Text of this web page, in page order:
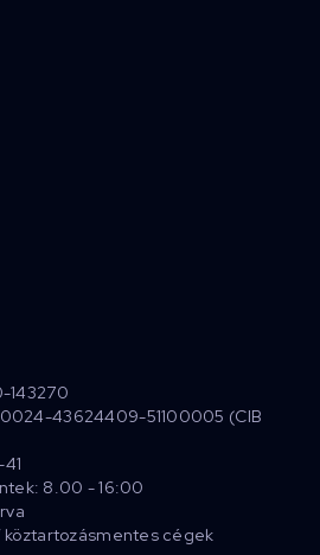
143270
43624409-51100005 (CIB
8.00 - 16:00
köztartozásmentes cégek